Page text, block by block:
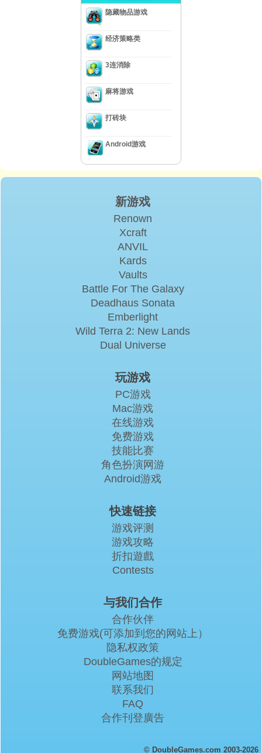
隐藏物品游戏
经济策略类
3连消除
麻将游戏
打砖块
Android游戏
新游戏
Renown
Xcraft
ANVIL
Kards
Vaults
Battle For The Galaxy
Deadhaus Sonata
Emberlight
Wild Terra 2: New Lands
Dual Universe
玩游戏
PC游戏
Mac游戏
在线游戏
免费游戏
技能比赛
角色扮演网游
Android游戏
快速链接
游戏评测
游戏攻略
折扣遊戲
Contests
与我们合作
合作伙伴
免费游戏(可添加到您的网站上）
隐私权政策
DoubleGames的规定
网站地图
联系我们
FAQ
合作刊登廣告
© DoubleGames.com 2003-2026